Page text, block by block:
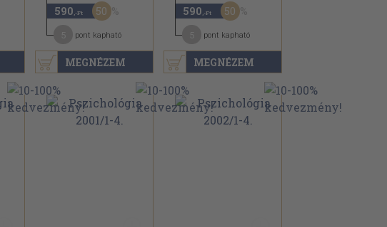
MEGNÉZEM
590 ,-Ft 50
pont kapható
MEGNÉZEM
590 ,-Ft 50
pont kapható